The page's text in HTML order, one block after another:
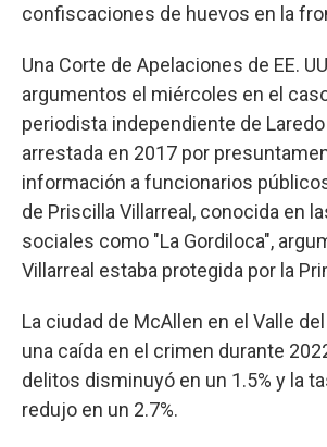
confiscaciones de huevos en la
Una Corte de Apelaciones de EE.
argumentos el miércoles en el
periodista independiente de
arrestada en 2017 por
información a funcionarios
de Priscilla Villarreal, conocida en
sociales como "La Gordiloca",
Villarreal estaba protegida por la
La ciudad de McAllen en el Valle
una caída en el crimen durante
delitos disminuyó en un 1.5% y la
redujo en un 2.7%.